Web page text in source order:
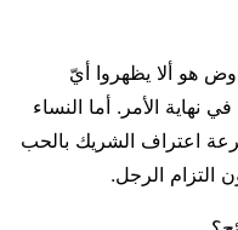
هو ألا يظهروا أيّ
نهاية الأمر. أما النساء
اعتراف الشريك بالحب
التزام الرجل.